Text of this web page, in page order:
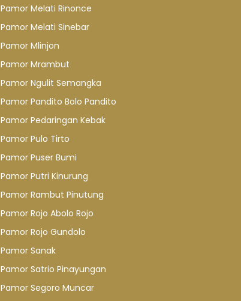
Pamor Melati Rinonce
Pamor Melati Sinebar
Pamor Mlinjon
Pamor Mrambut
Pamor Ngulit Semangka
Pamor Pandito Bolo Pandito
Pamor Pedaringan Kebak
Pamor Pulo Tirto
Pamor Puser Bumi
Pamor Putri Kinurung
Pamor Rambut Pinutung
Pamor Rojo Abolo Rojo
Pamor Rojo Gundolo
Pamor Sanak
Pamor Satrio Pinayungan
Pamor Segoro Muncar